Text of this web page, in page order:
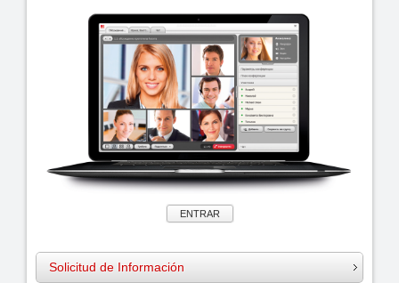
ENTRAR
Solicitud de Información